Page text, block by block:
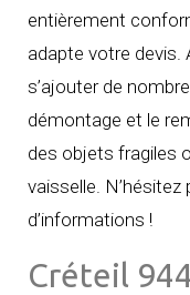
entièrement
adapte votre devis.
s’ajouter de
démontage et le
des objets fragiles
vaisselle.
d’informations !
Créteil